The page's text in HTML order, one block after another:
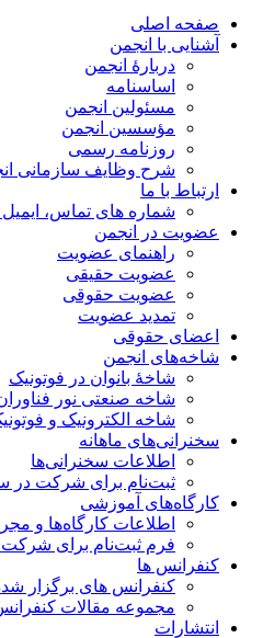
صفحه اصلی
آشنایی با انجمن
دربارۀ انجمن
اساسنامه
مسئولین انجمن
مؤسسین انجمن
روزنامه رسمی
شرح وظایف سازمانی
ارتباط با ما
شماره های تماس،
عضویت در انجمن
راهنمای عضویت
عضویت حقیقی
عضویت حقوقی
تمدید عضویت
اعضای حقوقی
شاخه‌های انجمن
شاخۀ بانوان در فوتونیک
شاخه صنعتی نور
شاخه‌ الکترونیک و
سخنرانی‌های ماهانه
اطلاعات سخنرانی‌‌ها
ثبت‌نام برای شرکت در
کارگاه‌های آموزشی
اطلاعات کارگاه‌ها و
فرم ثبت‌نام برای شرکت
کنفرانس ها
کنفرانس های برگزار
مجموعه مقالات
انتشارات